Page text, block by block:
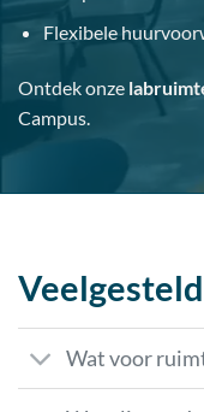
Flexibele
Ontdek onze
Campus.
Wat voor